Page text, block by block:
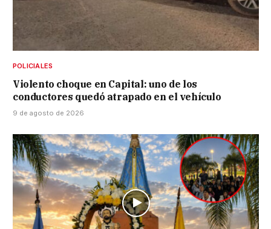
POLICIALES
Violento choque en Capital: uno de los
conductores quedó atrapado en el vehículo
9 de agosto de 2026